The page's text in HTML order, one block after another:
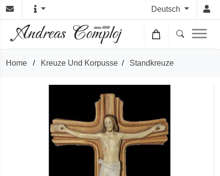
Deutsch
Home / Kreuze Und Korpusse / Standkreuze